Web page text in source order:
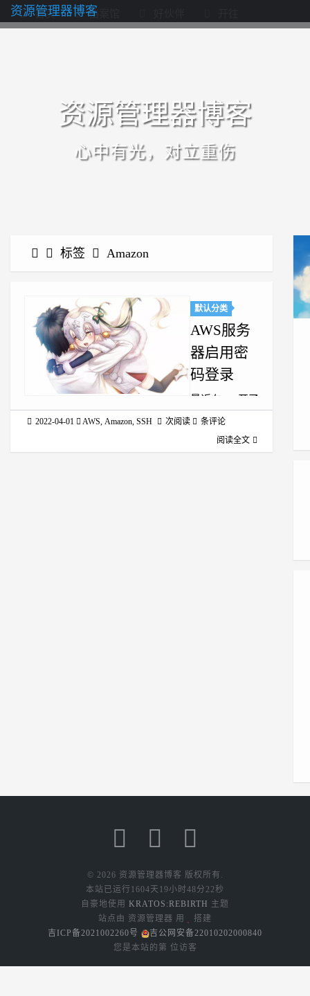
首页 档案馆
资源管理器博客
资源管理器博客
心中有光，对立重伤
标签 Amazon
默认分类
AWS服务
器启用密
码登录
最近在aws开了
一台Ubuntu的
机器，启动实
例后按照aws的
2022-04-01 AWS,Amazon,SSH 次阅读
条评论
阅读全文
© 2026 资源管理器博客 版权所有.
本站已运行1604天19小时48分22秒
自豪地使用 KRATOS:REBIRTH 主题
站点由 资源管理器 用
搭建
吉ICP备2021002260号
吉公网安备22010202000840
您是本站的第 位访客